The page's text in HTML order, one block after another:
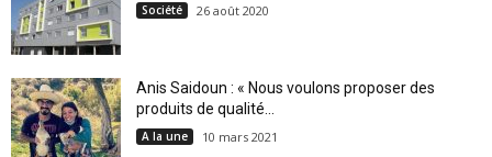
Société 26 août 2020
Anis Saidoun : « Nous voulons proposer des
produits de qualité...
A la une 10 mars 2021